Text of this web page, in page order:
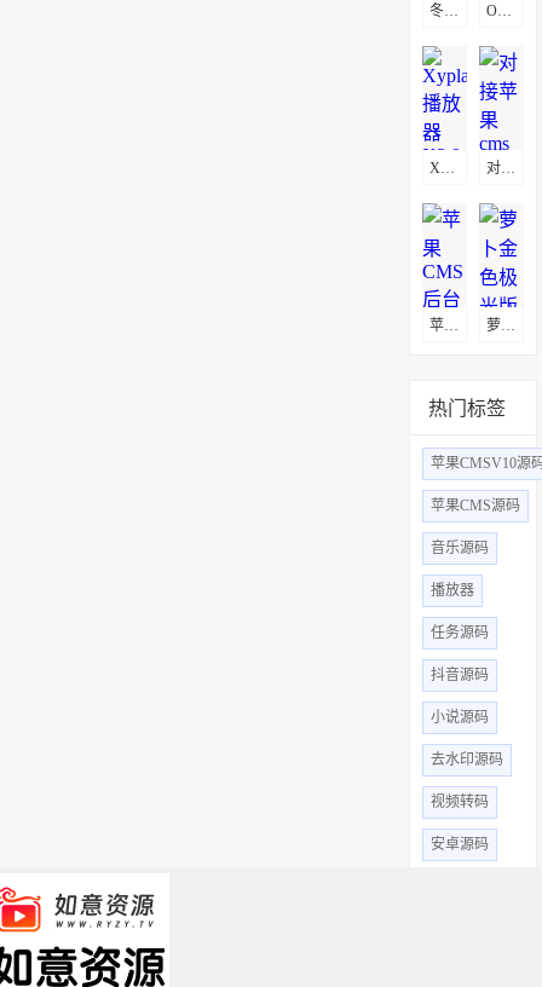
OuonnkiTV：开源多终端个人视频源码
对接苹果cms影视小程序源码,支持josn官解+卡密系统
萝卜金色极光版原生APP源码下载
热门标签
苹果CMSV10源
苹果CMS源码
音乐源码
播放器
任务源码
抖音源码
小说源码
去水印源码
视频转码
安卓源码